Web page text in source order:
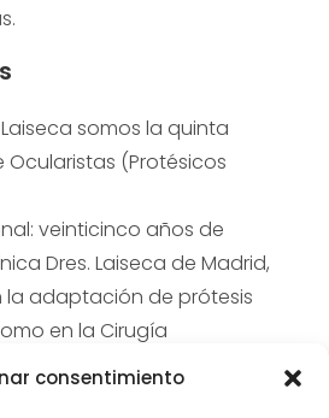
consentimiento
somos la quinta
(Protésicos
veinticinco años de
Dres. Laiseca de Madrid,
adaptación de prótesis
en la Cirugía
de Cavidades y cirugía